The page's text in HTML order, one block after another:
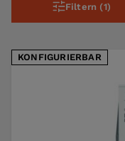
Filtern (1)
KONFIGURIERBAR